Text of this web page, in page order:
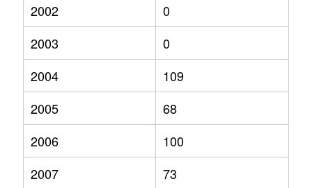
2002
0
2003
0
2004
109
2005
68
2006
100
2007
73